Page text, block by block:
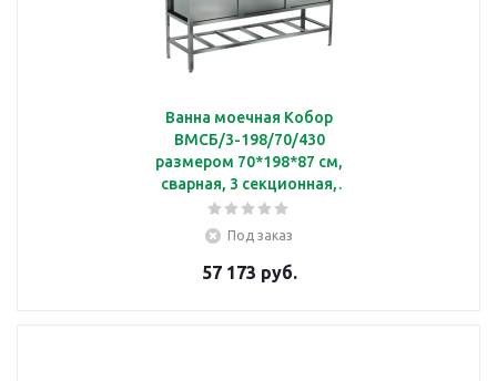
Ванна моечная Кобор
ВМСБ/3-198/70/430
размером 70*198*87 см,
сварная, 3 секционная,
борт
Под заказ
57 173 руб.